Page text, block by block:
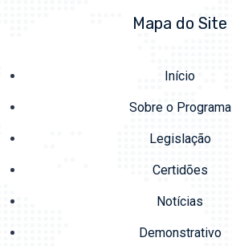
Mapa do Site
Início
Sobre o Programa
Legislação
Certidões
Notícias
Demonstrativo